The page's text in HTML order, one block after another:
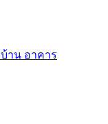
าน อาคาร
าน อาคาร